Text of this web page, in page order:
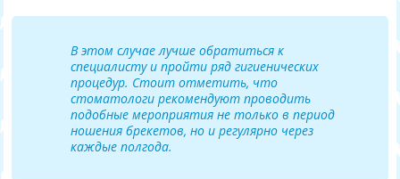
В этом случае лучше обратиться к
специалисту и пройти ряд гигиенических
процедур. Стоит отметить, что
стоматологи рекомендуют проводить
подобные мероприятия не только в период
ношения брекетов, но и регулярно через
каждые полгода.